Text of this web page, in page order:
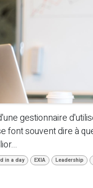
gestionnaire
font souvent dire à
in a day EXIA Leadership